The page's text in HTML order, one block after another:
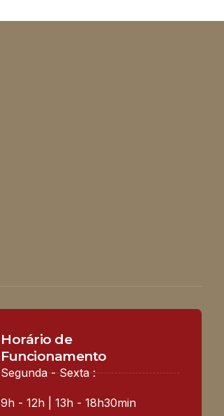
Horário de
Funcionamento
Segunda - Sexta :
9h - 12h | 13h - 18h30min